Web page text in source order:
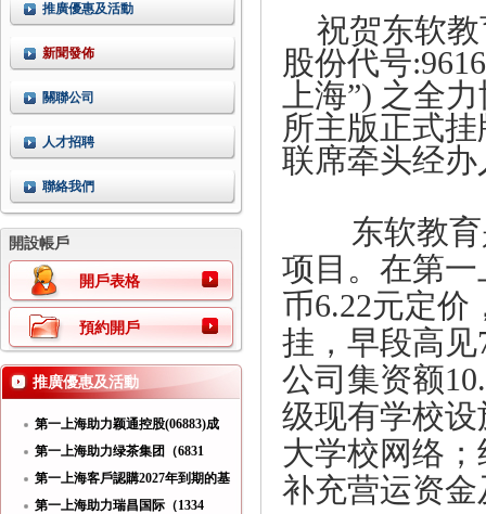
推廣優惠及活動
新聞發佈
關聯公司
人才招聘
聯絡我們
開設帳戶
開戶表格
預約開戶
推廣優惠及活動
第一上海助力颖通控股(06883)成
功
第一上海助力绿茶集团（6831
HK）
第一上海客戶認購2027年到期的基
第一上海助力瑞昌国际（1334
祝贺东软
股份代号
上海”) 之全
所主版正式
联席牵头经办
东软教
项目。在第
币6.22元定价
挂，早段高见
公司集资额
级现有学校
大学校网络；
补充营运资